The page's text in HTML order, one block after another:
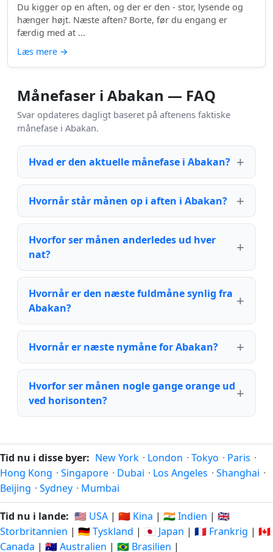
Du kigger op en aften, og der er den - stor, lysende og
hænger højt. Næste aften? Borte, før du engang er
færdig med at ...
Læs mere →
Månefaser i Abakan — FAQ
Svar opdateres dagligt baseret på aftenens faktiske
månefase i Abakan.
Hvad er den aktuelle månefase i Abakan?
Hvornår står månen op i aften i Abakan?
Hvorfor ser månen anderledes ud hver
nat?
Hvornår er den næste fuldmåne synlig fra
Abakan?
Hvornår er næste nymåne for Abakan?
Hvorfor ser månen nogle gange orange ud
ved horisonten?
Tid nu i disse byer: New York · London · Tokyo · Paris ·
Hong Kong · Singapore · Dubai · Los Angeles · Shanghai ·
Beijing · Sydney · Mumbai
Tid nu i lande: 🇺🇸 USA | 🇨🇳 Kina | 🇮🇳 Indien | 🇬🇧
Storbritannien | 🇩🇪 Tyskland | 🇯🇵 Japan | 🇫🇷 Frankrig | 🇨🇦
Canada | 🇦🇺 Australien | 🇧🇷 Brasilien |